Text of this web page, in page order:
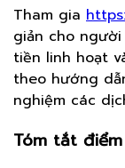
Tham gia
giản cho
tiền linh hoạt
theo hướng
nghiệm các
Tóm tắt